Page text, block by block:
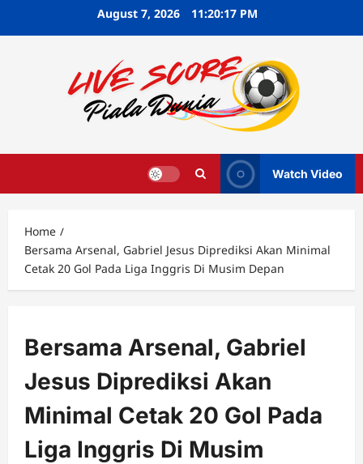
August 7, 2026 11:20:18 PM
Watch Video
Home
Bersama Arsenal, Gabriel Jesus Diprediksi Akan Minimal
Cetak 20 Gol Pada Liga Inggris Di Musim Depan
Bersama Arsenal, Gabriel
Jesus Diprediksi Akan
Minimal Cetak 20 Gol Pada
Liga Inggris Di Musim